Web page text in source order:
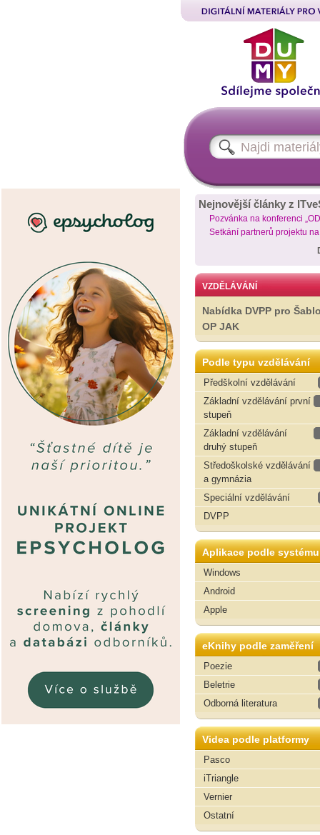
Nejnovější články z
Pozvánka na konferenci
Setkání partnerů projektu
VZDĚLÁVÁNÍ
Nabídka DVPP pro
OP JAK
Podle typu vzdělávání
Předškolní vzdělávání
Základní vzdělávání první
stupeň
Základní vzdělávání
druhý stupeň
Středoškolské vzdělávání
a gymnázia
Speciální vzdělávání
DVPP
Aplikace podle systému
Windows
Android
Apple
eKnihy podle zaměření
Poezie
Beletrie
Odborná literatura
Videa podle platformy
Pasco
iTriangle
Vernier
Ostatní